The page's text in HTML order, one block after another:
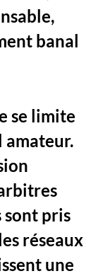
banal
se limite
amateur.
sont pris
réseaux
une